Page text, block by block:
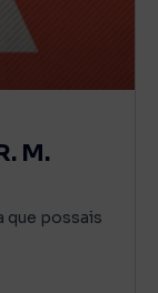
M.
que possais